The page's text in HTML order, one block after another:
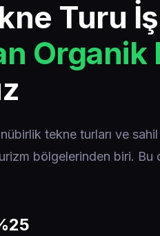
Turu
Organik
tekne turları ve
bölgelerinden biri. Bu